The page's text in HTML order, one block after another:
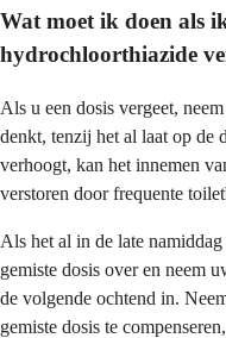
Wat moet ik doen als
hydrochloorthiazide
Als u een dosis vergeet,
denkt, tenzij het al laat op de
verhoogt, kan het innemen
verstoren door frequente
Als het al in de late
gemiste dosis over en neem
de volgende ochtend in.
gemiste dosis te